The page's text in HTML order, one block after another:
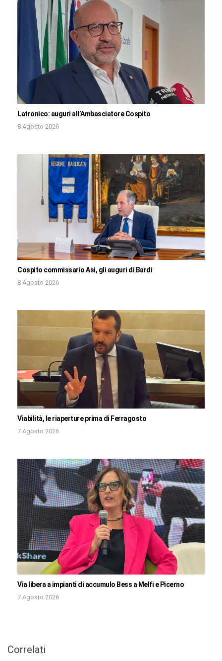
Latronico: auguri all’Ambasciatore Cospito
8 Agosto 2026
Cospito commissario Asi, gli auguri di Bardi
8 Agosto 2026
Viabilità, le riaperture prima di Ferragosto
7 Agosto 2026
Via libera a impianti di accumulo Bess a Melfi e Picerno
7 Agosto 2026
Correlati